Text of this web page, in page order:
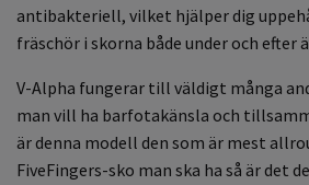
antibakteriell, vilket hjälper dig
fräschör i skorna både under och efter
V-Alpha fungerar till väldigt många
man vill ha barfotakänsla och
är denna modell den som är mest
FiveFingers-sko man ska ha så är det